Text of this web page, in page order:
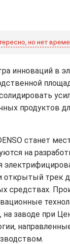
но нет
инноваций в
продуктов
станет
на
открытый трек
средствах.
заводе при